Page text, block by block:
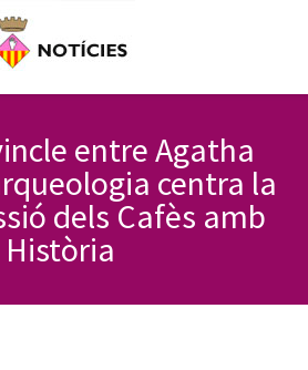
entre Agatha
centra la
dels Cafès amb
Història